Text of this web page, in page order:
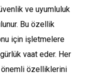
ve uyumluluk
Bu özellik
için işletmelere
vaat eder. Her
önemli özelliklerini